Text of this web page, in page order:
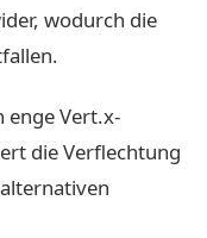
wodurch die
enge Vert.x-
die Verflechtung